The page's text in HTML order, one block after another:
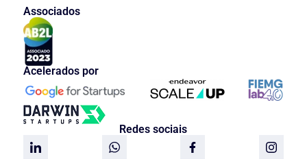
Associados
Acelerados por
Redes sociais